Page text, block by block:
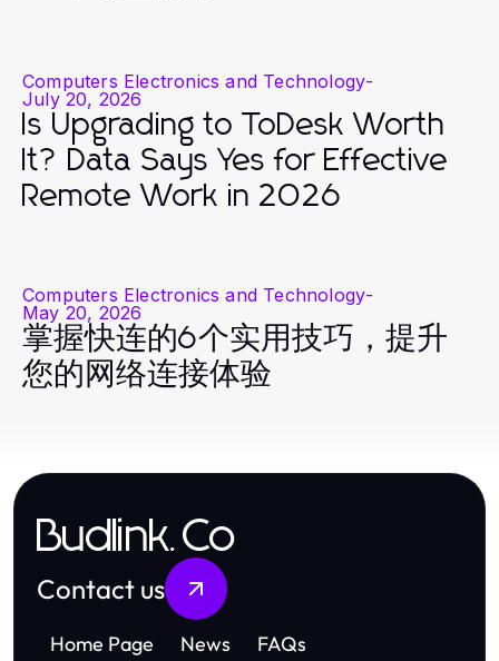
Computers Electronics and Technology-
July 20, 2026
Is Upgrading to ToDesk Worth
It? Data Says Yes for Effective
Remote Work in 2026
Computers Electronics and Technology-
May 20, 2026
掌握快连的6个实用技巧，提升
您的网络连接体验
Budlink.Co
Contact us
Home Page News FAQs